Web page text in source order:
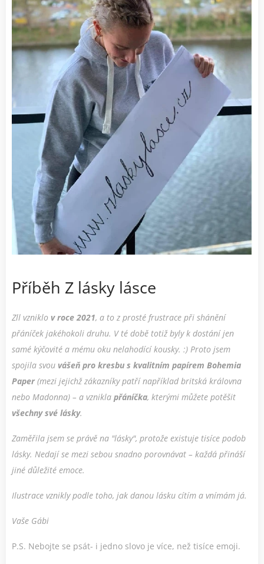
Příběh Z lásky lásce
Zll vzniklo v roce 2021, a to z prosté frustrace při shánění
přáníček jakéhokoli druhu. V té době totiž byly k dostání jen
samé kýčovité a mému oku nelahodící kousky. :) Proto jsem
spojila svou vášeň pro kresbu s kvalitním papírem Bohemia
Paper(mezi jejichž zákazníky patří například britská královna
nebo Madonna) – a vznikla přáníčka, kterými můžete potěšit
všechny své lásky.
Zaměřila jsem se právě na "lásky", protože existuje tisíce podob
lásky. Nedají se mezi sebou snadno porovnávat – každá přináší
jiné důležité emoce.
Ilustrace vznikly podle toho, jak danou lásku cítím a vnímám já.
Vaše Gábi
P.S. Nebojte se psát- i jedno slovo je více, než tisíce emoji.